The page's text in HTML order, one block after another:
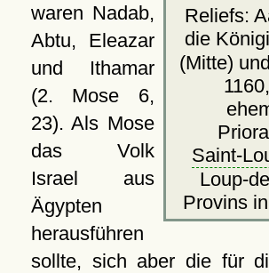
Reliefs:
die
(Mitte) und
Saint-
Loup-
Provins
waren Nadab,
Abtu, Eleazar
und Ithamar
(2. Mose 6,
23). Als Mose
das Volk
Israel aus
Ägypten
herausführen
sollte, sich aber die für